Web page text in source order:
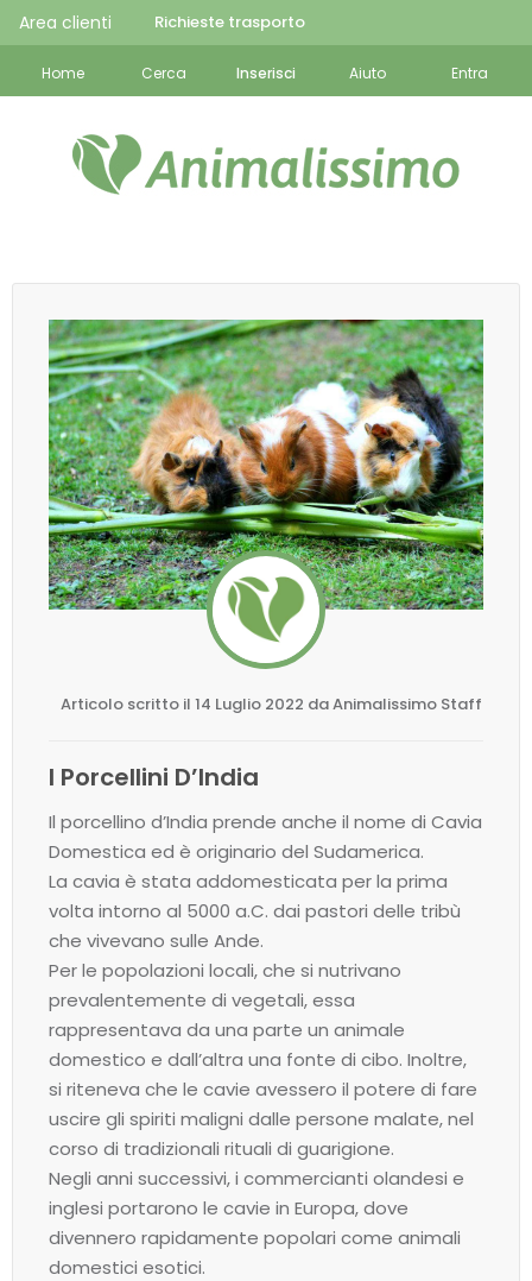
Area clienti Richieste trasporto
Home Cerca Inserisci Aiuto Entra
Articolo scritto il 14 Luglio 2022 da Animalissimo Staff
I Porcellini D’India
Il porcellino d’India prende anche il nome di Cavia
Domestica ed è originario del Sudamerica.
La cavia è stata addomesticata per la prima
volta intorno al 5000 a.C. dai pastori delle tribù
che vivevano sulle Ande.
Per le popolazioni locali, che si nutrivano
prevalentemente di vegetali, essa
rappresentava da una parte un animale
domestico e dall’altra una fonte di cibo. Inoltre,
si riteneva che le cavie avessero il potere di fare
uscire gli spiriti maligni dalle persone malate, nel
corso di tradizionali rituali di guarigione.
Negli anni successivi, i commercianti olandesi e
inglesi portarono le cavie in Europa, dove
divennero rapidamente popolari come animali
domestici esotici.